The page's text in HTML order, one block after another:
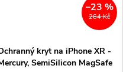
264 Kč
–23 %
kryt na iPhone XR -
SemiSilicon MagSafe